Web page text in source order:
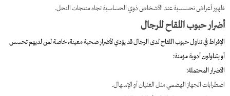
ظهور أعراض تحسسية عند الأشخاص ذوي الحساسية تجاه منتجات النحل.
أضرار حبوب اللقاح للرجال
الإفراط في تناول حبوب اللقاح لدى الرجال قد يؤدي لأضرار صحية معينة، خاصة لمن لديهم تحسس
أو يتناولون أدوية مزمنة:
الأضرار المحتملة:
اضطرابات الجهاز الهضمي مثل الغثيان أو الإسهال.